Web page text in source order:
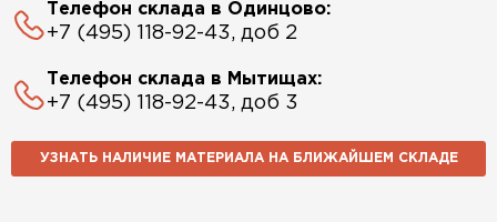
Телефон склада в Одинцово:
+7 (495) 118-92-43, доб 2
Телефон склада в Мытищах:
+7 (495) 118-92-43, доб 3
УЗНАТЬ НАЛИЧИЕ МАТЕРИАЛА НА БЛИЖАЙШЕМ СКЛАДЕ